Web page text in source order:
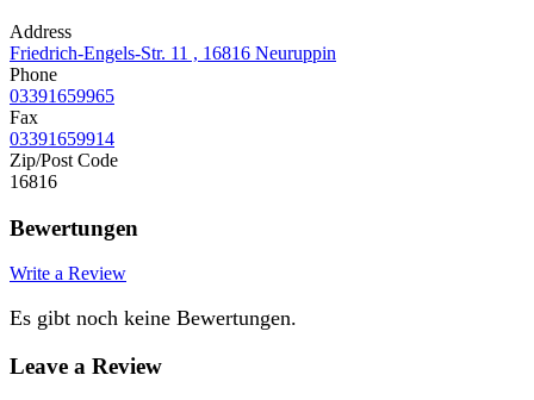
Address
Friedrich-Engels-Str. 11 , 16816 Neuruppin
Phone
03391659965
Fax
03391659914
Zip/Post Code
16816
Bewertungen
Write a Review
Es gibt noch keine Bewertungen.
Leave a Review